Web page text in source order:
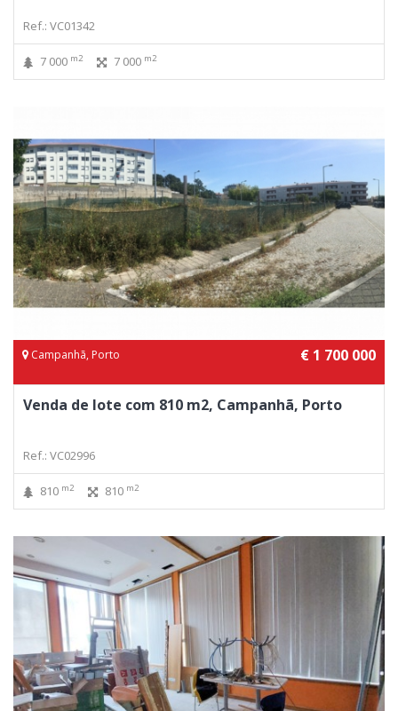
Ref.: VC01342
7 000 m2 7 000 m2
Campanhã, Porto € 1 700 000
Venda de lote com 810 m2, Campanhã, Porto
Ref.: VC02996
810 m2 810 m2